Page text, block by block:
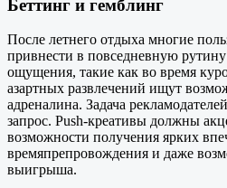
Беттинг и гемблинг
После летнего отдыха многие
привнести в повседневную
ощущения, такие как во время
азартных развлечений ищут
адреналина. Задача
запрос. Push-креативы должны
возможности получения ярких
времяпрепровождения и даже
выигрыша.